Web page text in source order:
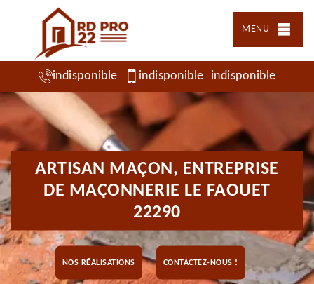
MENU
indisponible indisponible indisponible
ARTISAN MAÇON, ENTREPRISE
DE MAÇONNERIE LE FAOUET
22290
NOS RÉALISATIONS CONTACTEZ-NOUS !